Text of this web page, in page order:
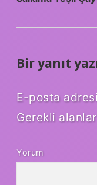
Bir yanıt
E-posta
Gerekli alanlar
Yorum